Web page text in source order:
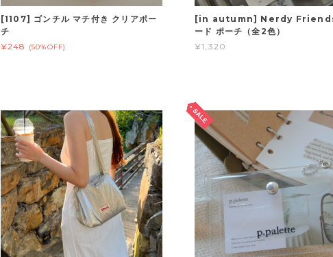
[1107] ゴンチル マチ付き クリアポー
チ
¥248
(50%OFF)
[in autumn] Nerdy
ード ポーチ（全2色）
¥1,320